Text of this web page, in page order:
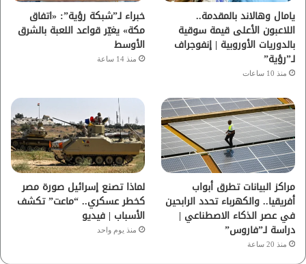
ا
م
يامال وهالاند بالمقدمة..
اللاعبون الأعلى قيمة سوقية
بالدوريات الأوروبية | إنفوجراف
لـ”رؤية”
منذ 10 ساعات
خبراء لـ”شبكة رؤية”: «اتفاق
مكة» يغيّر قواعد اللعبة بالشرق
الأوسط
منذ 14 ساعة
مراكز البيانات تطرق أبواب
أفريقيا.. والكهرباء تحدد الرابحين
في عصر الذكاء الاصطناعي |
دراسة لـ”فاروس”
منذ 20 ساعة
لماذا تصنع إسرائيل صورة مصر
كخطر عسكري.. “ماعت” تكشف
الأسباب | فيديو
منذ يوم واحد